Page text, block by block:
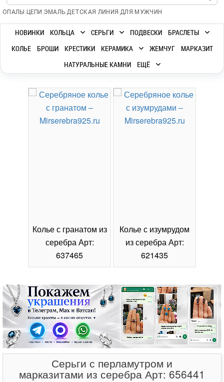
ОПАЛЫ | ЦЕПИ |ЭМАЛЬ|ДЕТСКАЯ ЛИНИЯ |ДЛЯ МУЖЧИН
НОВИНКИ КОЛЬЦА СЕРЬГИ ПОДВЕСКИ
БРАСЛЕТЫ
КОЛЬЕ
БРОШИ КРЕСТИКИ КЕРАМИКА ЖЕМЧУГ
МАРКАЗИТ
НАТУРАЛЬНЫЕ КАМНИ
ЕЩЁ
Колье с гранатом из
серебра Арт:
637465
Колье с изумрудом
из серебра Арт:
621435
Серьги с перламутром и
марказитами из серебра Арт: 656441